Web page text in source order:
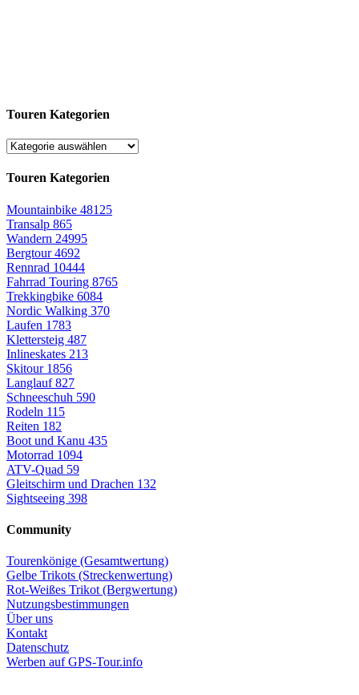
Touren Kategorien
Touren Kategorien
Mountainbike 48125
Transalp 865
Wandern 24995
Bergtour4692
Rennrad 10444
Fahrrad Touring 8765
Trekkingbike 6084
Nordic Walking 370
Laufen 1783
Klettersteig 487
Inlineskates 213
Skitour 1856
Langlauf827
Schneeschuh 590
Rodeln 115
Reiten 182
Boot und Kanu 435
Motorrad 1094
ATV-Quad 59
Gleitschirm und Drachen 132
Sightseeing 398
Community
Tourenkönige (Gesamtwertung)
Gelbe Trikots (Streckenwertung)
Rot-Weißes Trikot (Bergwertung)
Nutzungsbestimmungen
Über uns
Kontakt
Datenschutz
Werben auf GPS-Tour.info